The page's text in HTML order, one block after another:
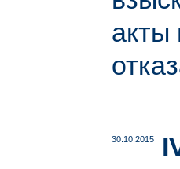
акты
30.10.2015